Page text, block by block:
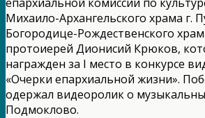
Михаило-Архангельского храма г.
Богородице-Рождественского
протоиерей Дионисий Крюков,
награжден за I место в конкурсе
«Очерки епархиальной жизни».
одержал видеоролик о
Подмоклово.